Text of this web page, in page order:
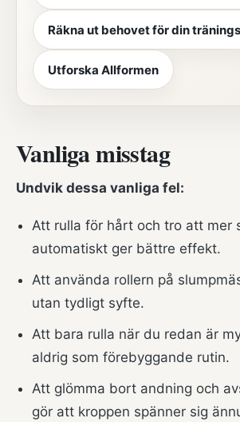
Räkna ut behovet för din
Utforska Allformen
Vanliga misstag
Undvik dessa vanliga fel:
Att rulla för hårt och tro att mer
automatiskt ger bättre effekt.
Att använda rollern på
utan tydligt syfte.
Att bara rulla när du redan är
aldrig som förebyggande rutin.
Att glömma bort andning och
gör att kroppen spänner sig